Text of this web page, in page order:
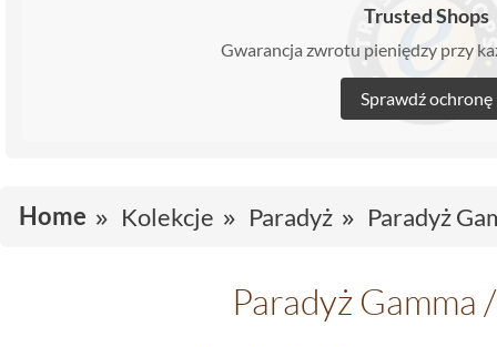
Trusted Shops
Gwarancja zwrotu pieniędzy przy
Sprawdź ochronę
Home Kolekcje Paradyż Paradyż
Paradyż Gamma